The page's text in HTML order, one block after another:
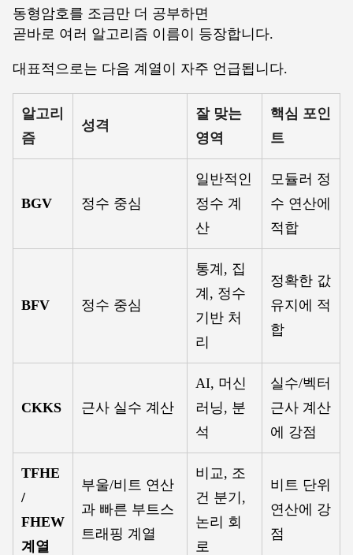
동형암호를 조금만 더 공부하면
곧바로 여러 알고리즘 이름이 등장합니다.
대표적으로는 다음 계열이 자주 언급됩니다.
알고리
즘
성격
잘 맞는
영역
핵심 포인
트
BGV 정수 중심
일반적인
정수 계
산
모듈러 정
수 연산에
적합
BFV 정수 중심
통계, 집
계, 정수
기반 처
리
정확한 값
유지에 적
합
CKKS 근사 실수 계산
AI, 머신
러닝, 분
석
실수/벡터
근사 계산
에 강점
TFHE
/
FHEW
계열
부울/비트 연산
과 빠른 부트스
트래핑 계열
비교, 조
건 분기,
논리 회
로
비트 단위
연산에 강
점